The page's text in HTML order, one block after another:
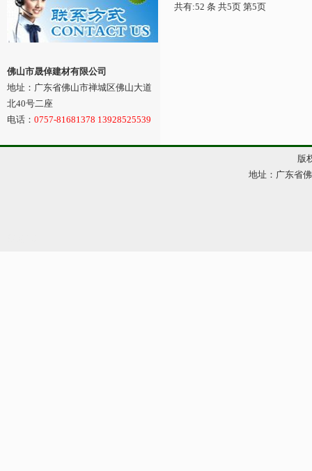
佛山市晟倬建材有限公司
地址：广东省佛山市禅城区佛山大道
北40号二座
电话： 0757-81681378 13928525539
共有:52 条 共5页 第5页
版
地址：广东省